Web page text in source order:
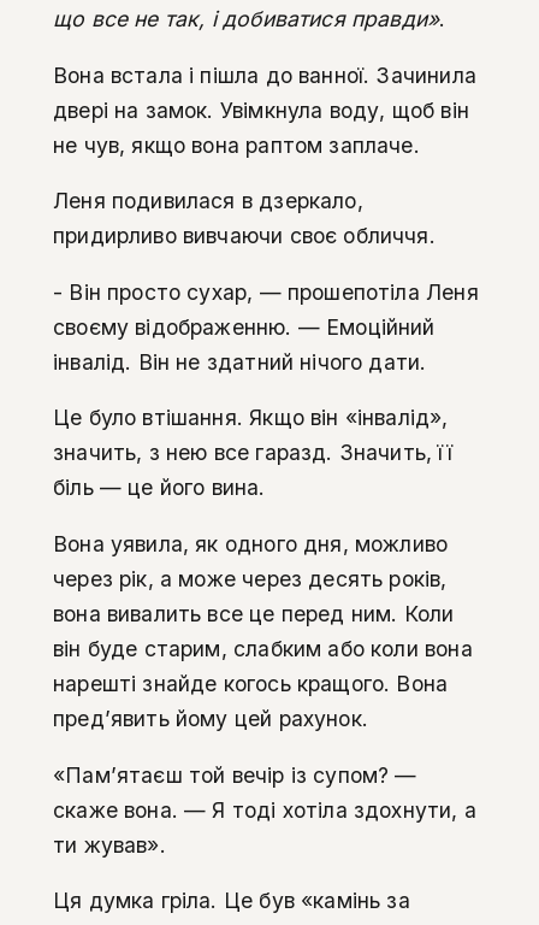
що все не так, і добиватися правди».
Вона встала і пішла до ванної. Зачинила
двері на замок. Увімкнула воду, щоб він
не чув, якщо вона раптом заплаче.
Леня подивилася в дзеркало,
придирливо вивчаючи своє обличчя.
- Він просто сухар, — прошепотіла Леня
своєму відображенню. — Емоційний
інвалід. Він не здатний нічого дати.
Це було втішання. Якщо він «інвалід»,
значить, з нею все гаразд. Значить, її
біль — це його вина.
Вона уявила, як одного дня, можливо
через рік, а може через десять років,
вона вивалить все це перед ним. Коли
він буде старим, слабким або коли вона
нарешті знайде когось кращого. Вона
пред’явить йому цей рахунок.
«Пам’ятаєш той вечір із супом? —
скаже вона. — Я тоді хотіла здохнути, а
ти жував».
Ця думка гріла. Це був «камінь за